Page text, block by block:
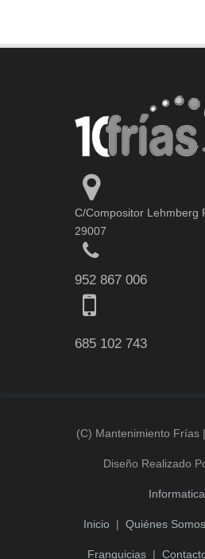
C/Compositor Lehmberg
29007
952 867 006
685 102 743
(c) Mantenimiento Frías |
Diseño Realizado
Informatica
Inicio | Quiénes Somos
Franquicias |